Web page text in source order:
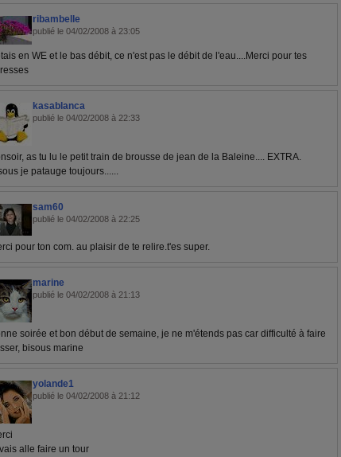
ribambelle
publié le 04/02/2008 à 23:05
en WE et le bas débit, ce n'est pas le débit de l'eau....Merci pour tes
kasablanca
publié le 04/02/2008 à 22:33
as tu lu le petit train de brousse de jean de la Baleine.... EXTRA.
je patauge toujours......
sam60
publié le 04/02/2008 à 22:25
pour ton com. au plaisir de te relire.t'es super.
marine
publié le 04/02/2008 à 21:13
soirée et bon début de semaine, je ne m'étends pas car difficulté à faire
bisous marine
yolande1
publié le 04/02/2008 à 21:12
alle faire un tour